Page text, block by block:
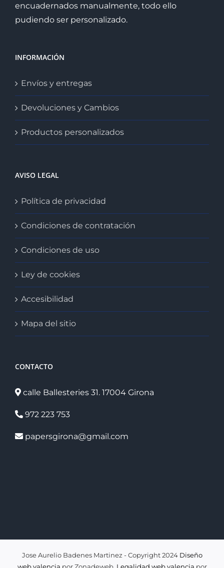
encuadernados manualmente, todo ello
pudiendo ser personalizado.
INFORMACIÓN
Envíos y entregas
Devoluciones y Cambios
Productos personalizados
AVISO LEGAL
Política de privacidad
Condiciones de contratación
Condiciones de uso
Ley de cookies
Accesibilidad
Mapa del sitio
CONTACTO
calle Ballesteries 31. 17004 Girona
972 223 753
papersgirona@gmail.com
Jose Aurelio Badenes Martinez - Copyright 2024 Diseño
web valencia por Zonadeweb. Legalidad web valencia por